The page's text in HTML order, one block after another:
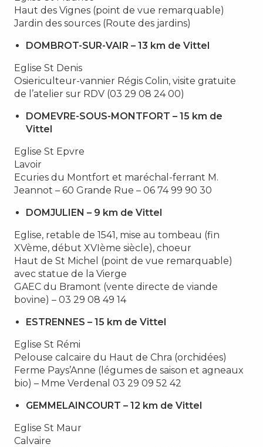
Haut des Vignes (point de vue remarquable)
Jardin des sources (Route des jardins)
DOMBROT-SUR-VAIR – 13 km de Vittel
Eglise St Denis
Osiericulteur-vannier Régis Colin, visite gratuite
de l’atelier sur RDV (03 29 08 24 00)
DOMEVRE-SOUS-MONTFORT – 15 km de
Vittel
Eglise St Epvre
Lavoir
Ecuries du Montfort et maréchal-ferrant M.
Jeannot – 60 Grande Rue – 06 74 99 90 30
DOMJULIEN – 9 km de Vittel
Eglise, retable de 1541, mise au tombeau (fin
XVème, début XVIème siècle), choeur
Haut de St Michel (point de vue remarquable)
avec statue de la Vierge
GAEC du Bramont (vente directe de viande
bovine) – 03 29 08 49 14
ESTRENNES – 15 km de Vittel
Eglise St Rémi
Pelouse calcaire du Haut de Chra (orchidées)
Ferme Pays’Anne (légumes de saison et agneaux
bio) – Mme Verdenal 03 29 09 52 42
GEMMELAINCOURT – 12 km de Vittel
Eglise St Maur
Calvaire